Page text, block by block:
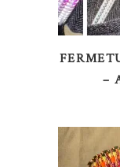
–